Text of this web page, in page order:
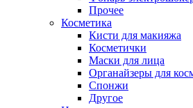
Прочее
Косметика
Кисти для макияжа
Косметички
Маски для лица
Органайзеры для
Спонжи
Другое